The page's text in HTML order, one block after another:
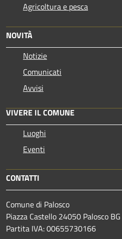
Agricoltura e pesca
NOVITÀ
Notizie
Comunicati
Avvisi
VIVERE IL COMUNE
Luoghi
Eventi
CONTATTI
Comune di Palosco
Piazza Castello 24050 Palosco
Partita IVA: 00655730166